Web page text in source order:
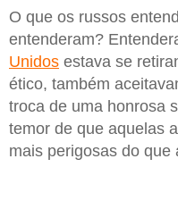
O que os russos
entenderam?
Unidos estava se
ético, também
troca de uma honrosa
temor de que aquelas
mais perigosas do que